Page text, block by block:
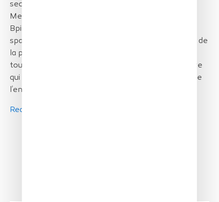
second épisode de RSE, Des Mots à la Pratique.
Membre de la communauté des DeepTech de
Bpifrance, XSun démocratise les technologies du
spatial pour les mettre au service de la protection de
la planète. Une démarche RSE en soi. Mais c’est
toute la fabrication de Solar X One, le drone solaire
qui est pensée pour réduire l’empreinte carbone de
l’entreprise.
Read article